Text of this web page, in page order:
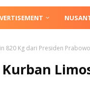
820 Kg dari Presiden Prabowo